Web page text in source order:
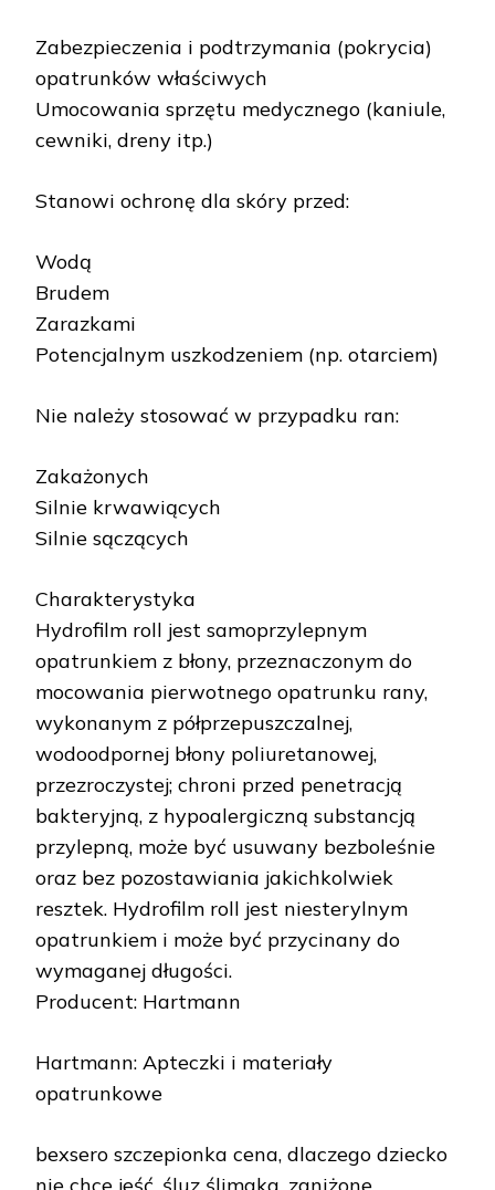
Zabezpieczenia i podtrzymania (pokrycia)
opatrunków właściwych
Umocowania sprzętu medycznego (kaniule,
cewniki, dreny itp.)
Stanowi ochronę dla skóry przed:
Wodą
Brudem
Zarazkami
Potencjalnym uszkodzeniem (np. otarciem)
Nie należy stosować w przypadku ran:
Zakażonych
Silnie krwawiących
Silnie sączących
Charakterystyka
Hydrofilm roll jest samoprzylepnym
opatrunkiem z błony, przeznaczonym do
mocowania pierwotnego opatrunku rany,
wykonanym z półprzepuszczalnej,
wodoodpornej błony poliuretanowej,
przezroczystej; chroni przed penetracją
bakteryjną, z hypoalergiczną substancją
przylepną, może być usuwany bezboleśnie
oraz bez pozostawiania jakichkolwiek
resztek. Hydrofilm roll jest niesterylnym
opatrunkiem i może być przycinany do
wymaganej długości.
Producent: Hartmann
Hartmann: Apteczki i materiały
opatrunkowe
bexsero szczepionka cena, dlaczego dziecko
nie chce jeść, śluz ślimaka, zaniżone